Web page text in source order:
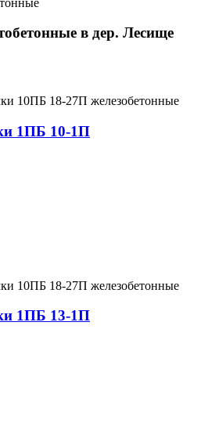
в дер. Лесище
1ПБ 10⁠-⁠1П
1ПБ 13⁠-⁠1П